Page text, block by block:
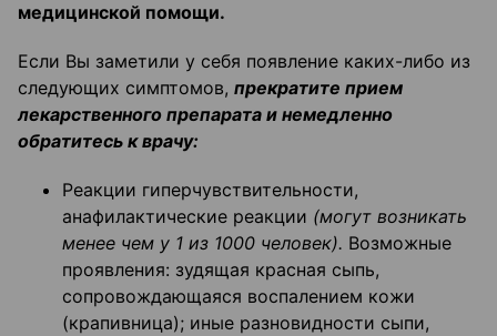
медицинской помощи.
Если Вы заметили у себя появление каких-либо из
следующих симптомов, прекратите прием
лекарственного препарата и немедленно
обратитесь к врачу:
Реакции гиперчувствительности,
анафилактические реакции (могут возникать
менее чем у 1 из 1000 человек). Возможные
проявления: зудящая красная сыпь,
сопровождающаяся воспалением кожи
(крапивница); иные разновидности сыпи,